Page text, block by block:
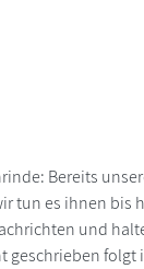
Bereits
tun es ihnen bis
und
geschrieben folgt